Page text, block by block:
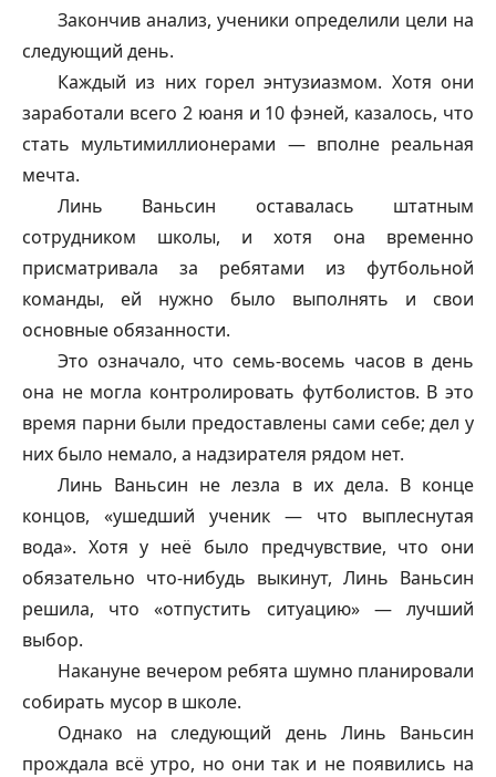
Закончив анализ, ученики определили цели на
следующий день.
Каждый из них горел энтузиазмом. Хотя они
заработали всего 2 юаня и 10 фэней, казалось, что
стать мультимиллионерами — вполне реальная
мечта.
Линь Ваньсин оставалась штатным
сотрудником школы, и хотя она временно
присматривала за ребятами из футбольной
команды, ей нужно было выполнять и свои
основные обязанности.
Это означало, что семь-восемь часов в день
она не могла контролировать футболистов. В это
время парни были предоставлены сами себе; дел у
них было немало, а надзирателя рядом нет.
Линь Ваньсин не лезла в их дела. В конце
концов, «ушедший ученик — что выплеснутая
вода». Хотя у неё было предчувствие, что они
обязательно что-нибудь выкинут, Линь Ваньсин
решила, что «отпустить ситуацию» — лучший
выбор.
Накануне вечером ребята шумно планировали
собирать мусор в школе.
Однако на следующий день Линь Ваньсин
прождала всё утро, но они так и не появились на